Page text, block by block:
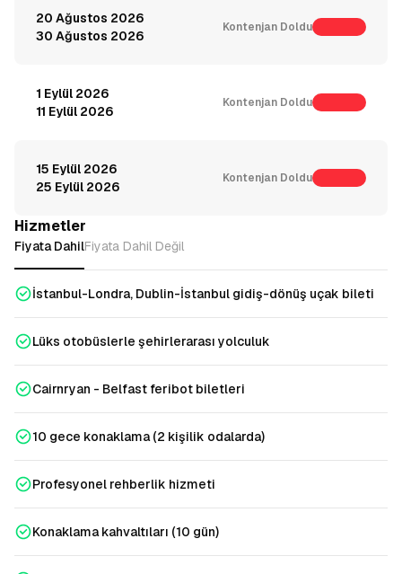
20 Ağustos 2026
30 Ağustos 2026
Kontenjan Doldu
1 Eylül 2026
11 Eylül 2026
Kontenjan Doldu
15 Eylül 2026
25 Eylül 2026
Kontenjan Doldu
Hizmetler
Fiyata DahilFiyata Dahil Değil
İstanbul-Londra, Dublin-İstanbul gidiş-dönüş uçak bileti
Lüks otobüslerle şehirlerarası yolculuk
Cairnryan - Belfast feribot biletleri
10 gece konaklama (2 kişilik odalarda)
Profesyonel rehberlik hizmeti
Konaklama kahvaltıları (10 gün)